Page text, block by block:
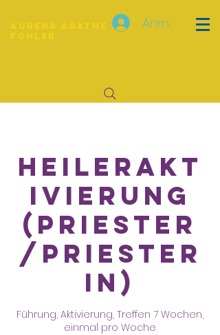
Anmelden
Heilerakt
ivierung
(Priester
/Priester
in)
Führung, Aktivierung, Treffen 7 Wochen,
einmal pro Woche